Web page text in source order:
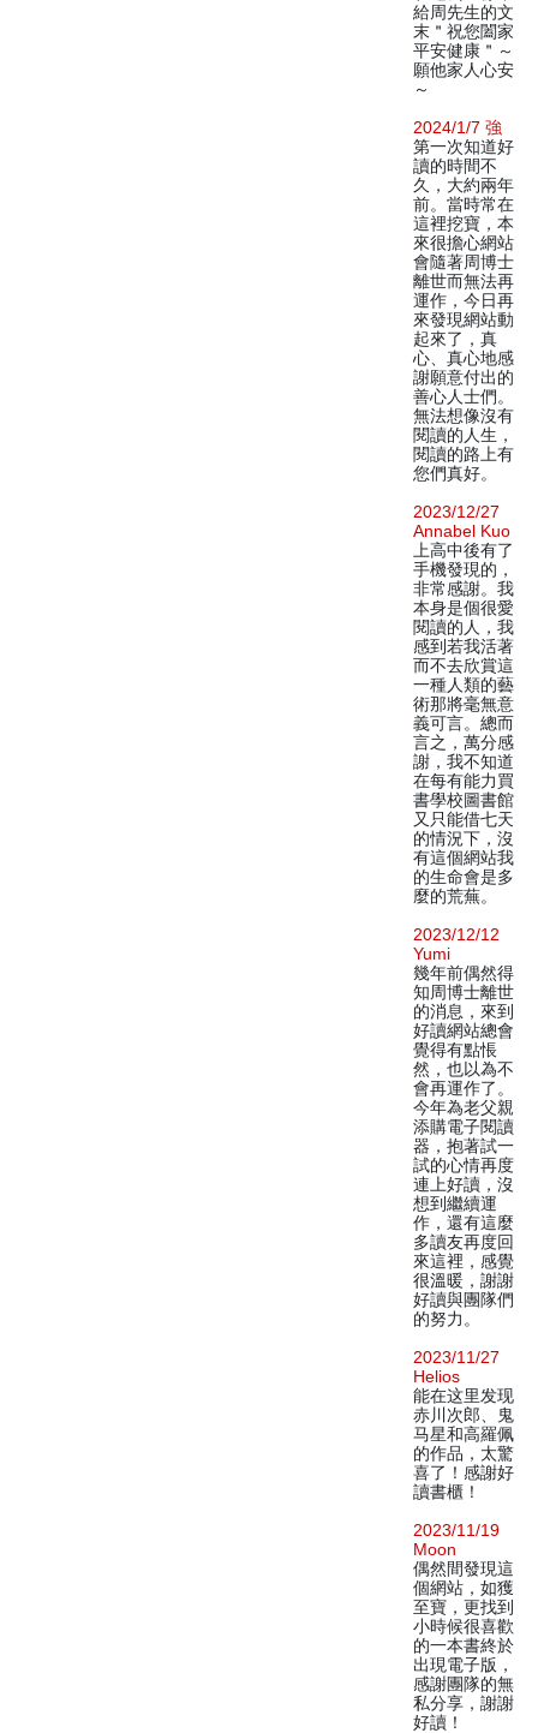
給周先生的文
末＂祝您闔家
平安健康＂～
願他家人心安
～
2024/1/7 強
第一次知道好
讀的時間不
久，大約兩年
前。當時常在
這裡挖寶，本
來很擔心網站
會隨著周博士
離世而無法再
運作，今日再
來發現網站動
起來了，真
心、真心地感
謝願意付出的
善心人士們。
無法想像沒有
閱讀的人生，
閱讀的路上有
您們真好。
2023/12/27
Annabel Kuo
上高中後有了
手機發現的，
非常感謝。我
本身是個很愛
閱讀的人，我
感到若我活著
而不去欣賞這
一種人類的藝
術那將毫無意
義可言。總而
言之，萬分感
謝，我不知道
在每有能力買
書學校圖書館
又只能借七天
的情況下，沒
有這個網站我
的生命會是多
麼的荒蕪。
2023/12/12
Yumi
幾年前偶然得
知周博士離世
的消息，來到
好讀網站總會
覺得有點悵
然，也以為不
會再運作了。
今年為老父親
添購電子閱讀
器，抱著試一
試的心情再度
連上好讀，沒
想到繼續運
作，還有這麼
多讀友再度回
來這裡，感覺
很溫暖，謝謝
好讀與團隊們
的努力。
2023/11/27
Helios
能在这里发现
赤川次郎、鬼
马星和高羅佩
的作品，太驚
喜了！感謝好
讀書櫃！
2023/11/19
Moon
偶然間發現這
個網站，如獲
至寶，更找到
小時候很喜歡
的一本書終於
出現電子版，
感謝團隊的無
私分享，謝謝
好讀！